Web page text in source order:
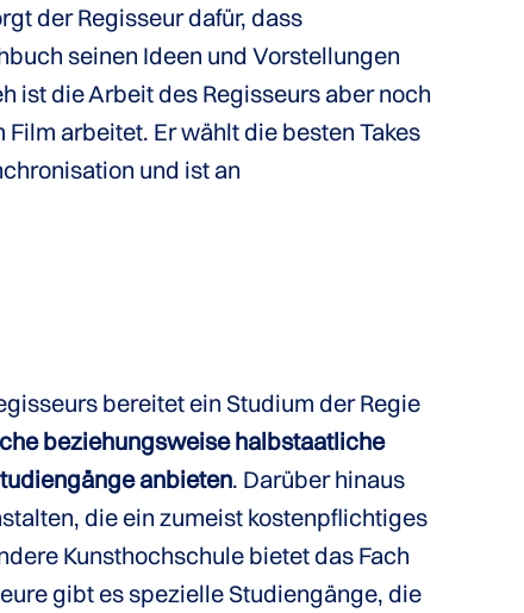
der Regisseur dafür, dass
seinen Ideen und Vorstellungen
ist die Arbeit des Regisseurs aber noch
arbeitet. Er wählt die besten Takes
und ist an
bereitet ein Studium der Regie
beziehungsweise halbstaatliche
anbieten. Darüber hinaus
die ein zumeist kostenpflichtiges
Kunsthochschule bietet das Fach
gibt es spezielle Studiengänge, die